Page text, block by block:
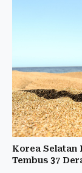
Korea Selatan
Tembus 37